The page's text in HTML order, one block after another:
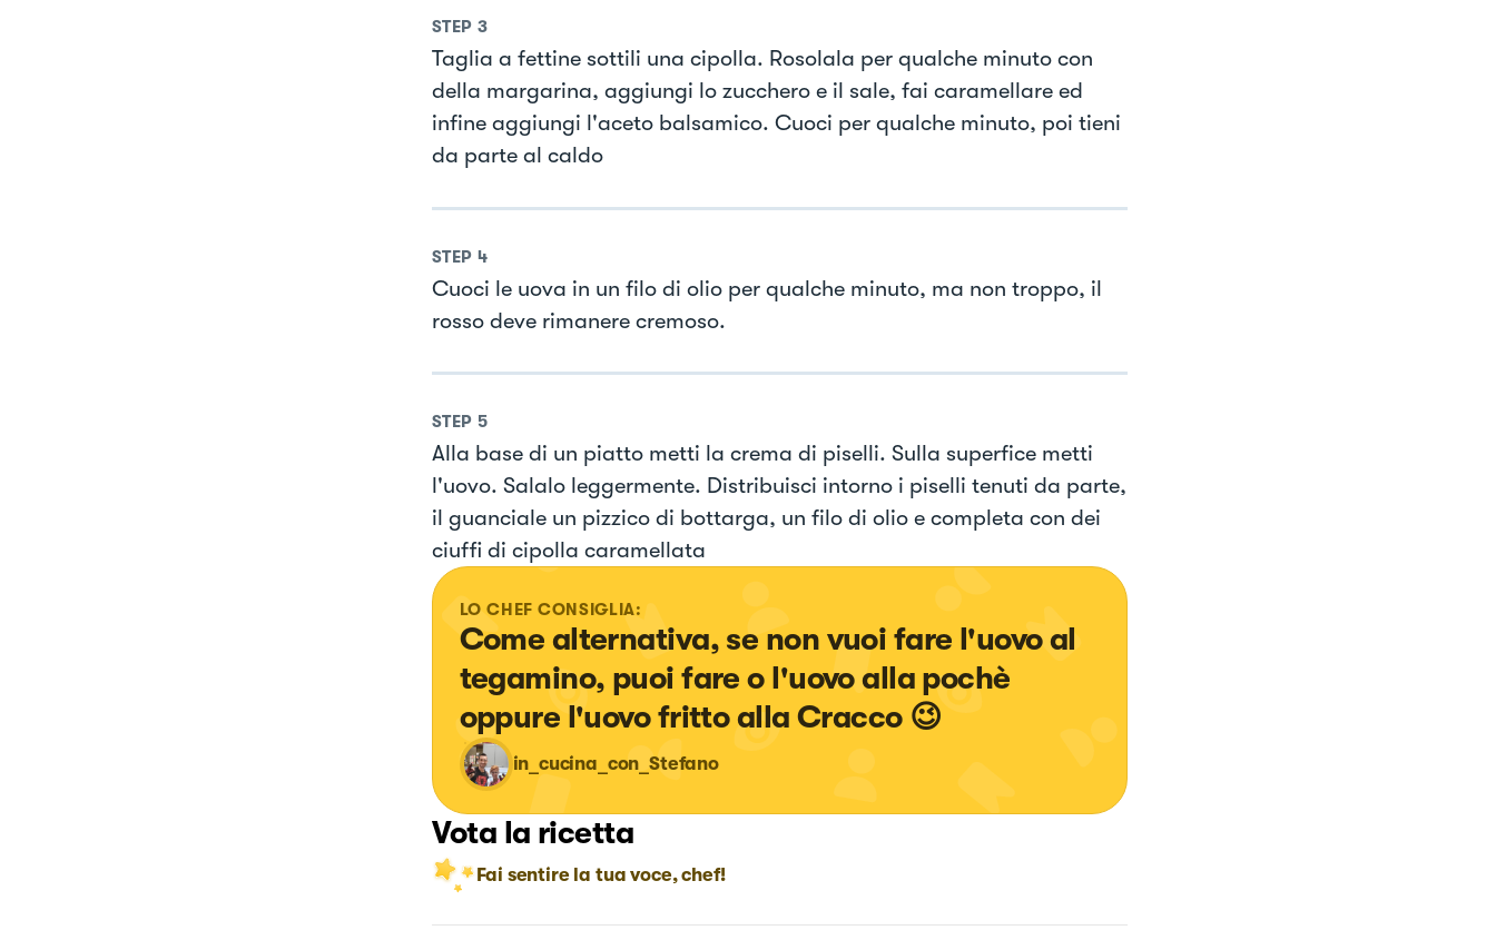
STEP 3
Taglia a fettine sottili una cipolla. Rosolala per qualche minuto con
della margarina, aggiungi lo zucchero e il sale, fai caramellare ed
infine aggiungi l'aceto balsamico. Cuoci per qualche minuto, poi tieni
da parte al caldo
STEP 4
Cuoci le uova in un filo di olio per qualche minuto, ma non troppo, il
rosso deve rimanere cremoso.
STEP 5
Alla base di un piatto metti la crema di piselli. Sulla superfice metti
l'uovo. Salalo leggermente. Distribuisci intorno i piselli tenuti da parte,
il guanciale un pizzico di bottarga, un filo di olio e completa con dei
ciuffi di cipolla caramellata
LO CHEF CONSIGLIA:
Come alternativa, se non vuoi fare l'uovo al
tegamino, puoi fare o l'uovo alla pochè
oppure l'uovo fritto alla Cracco 😉
in_cucina_con_Stefano
Vota la ricetta
Fai sentire la tua voce, chef!